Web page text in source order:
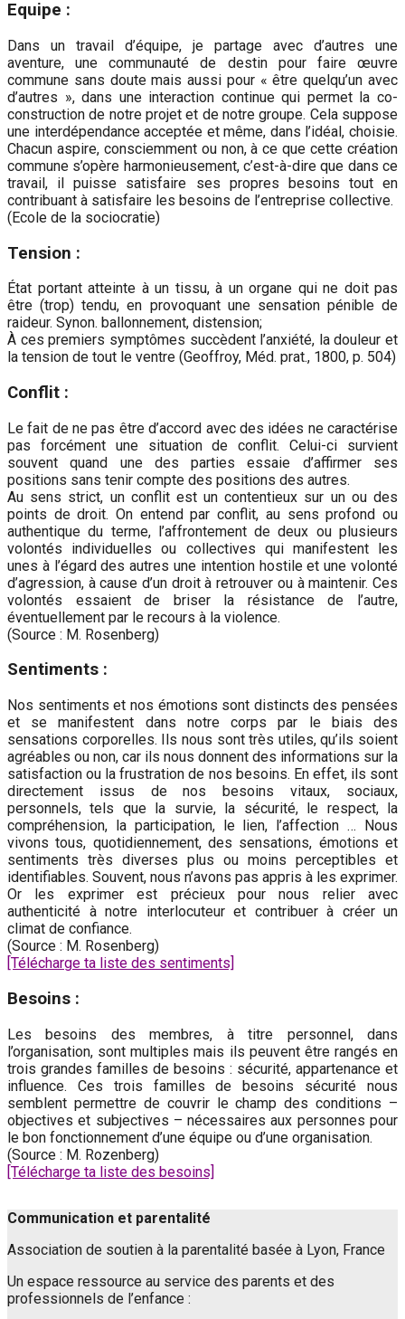
Equipe :
Dans un travail d’équipe, je partage avec d’autres une
aventure, une communauté de destin pour faire œuvre
commune sans doute mais aussi pour « être quelqu’un avec
d’autres », dans une interaction continue qui permet la co-
construction de notre projet et de notre groupe. Cela suppose
une interdépendance acceptée et même, dans l’idéal, choisie.
Chacun aspire, consciemment ou non, à ce que cette création
commune s’opère harmonieusement, c’est-à-dire que dans ce
travail, il puisse satisfaire ses propres besoins tout en
contribuant à satisfaire les besoins de l’entreprise collective.
(Ecole de la sociocratie)
Tension :
État portant atteinte à un tissu, à un organe qui ne doit pas
être (trop) tendu, en provoquant une sensation pénible de
raideur. Synon. ballonnement, distension;
À ces premiers symptômes succèdent l’anxiété, la douleur et
la tension de tout le ventre (Geoffroy, Méd. prat., 1800, p. 504)
Conflit :
Le fait de ne pas être d’accord avec des idées ne caractérise
pas forcément une situation de conflit. Celui-ci survient
souvent quand une des parties essaie d’affirmer ses
positions sans tenir compte des positions des autres.
Au sens strict, un conflit est un contentieux sur un ou des
points de droit. On entend par conflit, au sens profond ou
authentique du terme, l’affrontement de deux ou plusieurs
volontés individuelles ou collectives qui manifestent les
unes à l’égard des autres une intention hostile et une volonté
d’agression, à cause d’un droit à retrouver ou à maintenir. Ces
volontés essaient de briser la résistance de l’autre,
éventuellement par le recours à la violence.
(Source : M. Rosenberg)
‍Sentiments :
Nos sentiments et nos émotions sont distincts des pensées
et se manifestent dans notre corps par le biais des
sensations corporelles. Ils nous sont très utiles, qu’ils soient
agréables ou non, car ils nous donnent des informations sur la
satisfaction ou la frustration de nos besoins. En effet, ils sont
directement issus de nos besoins vitaux, sociaux,
personnels, tels que la survie, la sécurité, le respect, la
compréhension, la participation, le lien, l’affection … Nous
vivons tous, quotidiennement, des sensations, émotions et
sentiments très diverses plus ou moins perceptibles et
identifiables. Souvent, nous n’avons pas appris à les exprimer.
Or les exprimer est précieux pour nous relier avec
authenticité à notre interlocuteur et contribuer à créer un
climat de confiance.
(Source : M. Rosenberg)
[Télécharge ta liste des sentiments]
Besoins :
Les besoins des membres, à titre personnel, dans
l’organisation, sont multiples mais ils peuvent être rangés en
trois grandes familles de besoins : sécurité, appartenance et
influence. Ces trois familles de besoins sécurité nous
semblent permettre de couvrir le champ des conditions –
objectives et subjectives – nécessaires aux personnes pour
le bon fonctionnement d’une équipe ou d’une organisation.
(Source : M. Rozenberg)
[Télécharge ta liste des besoins]
Communication et parentalité
Association de soutien à la parentalité basée à Lyon, France
Un espace ressource au service des parents et des
professionnels de l’enfance :